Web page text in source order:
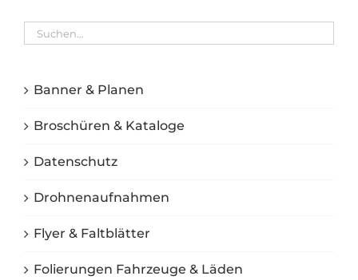
Banner & Planen
Broschüren & Kataloge
Datenschutz
Drohnenaufnahmen
Flyer & Faltblätter
Folierungen Fahrzeuge & Läden